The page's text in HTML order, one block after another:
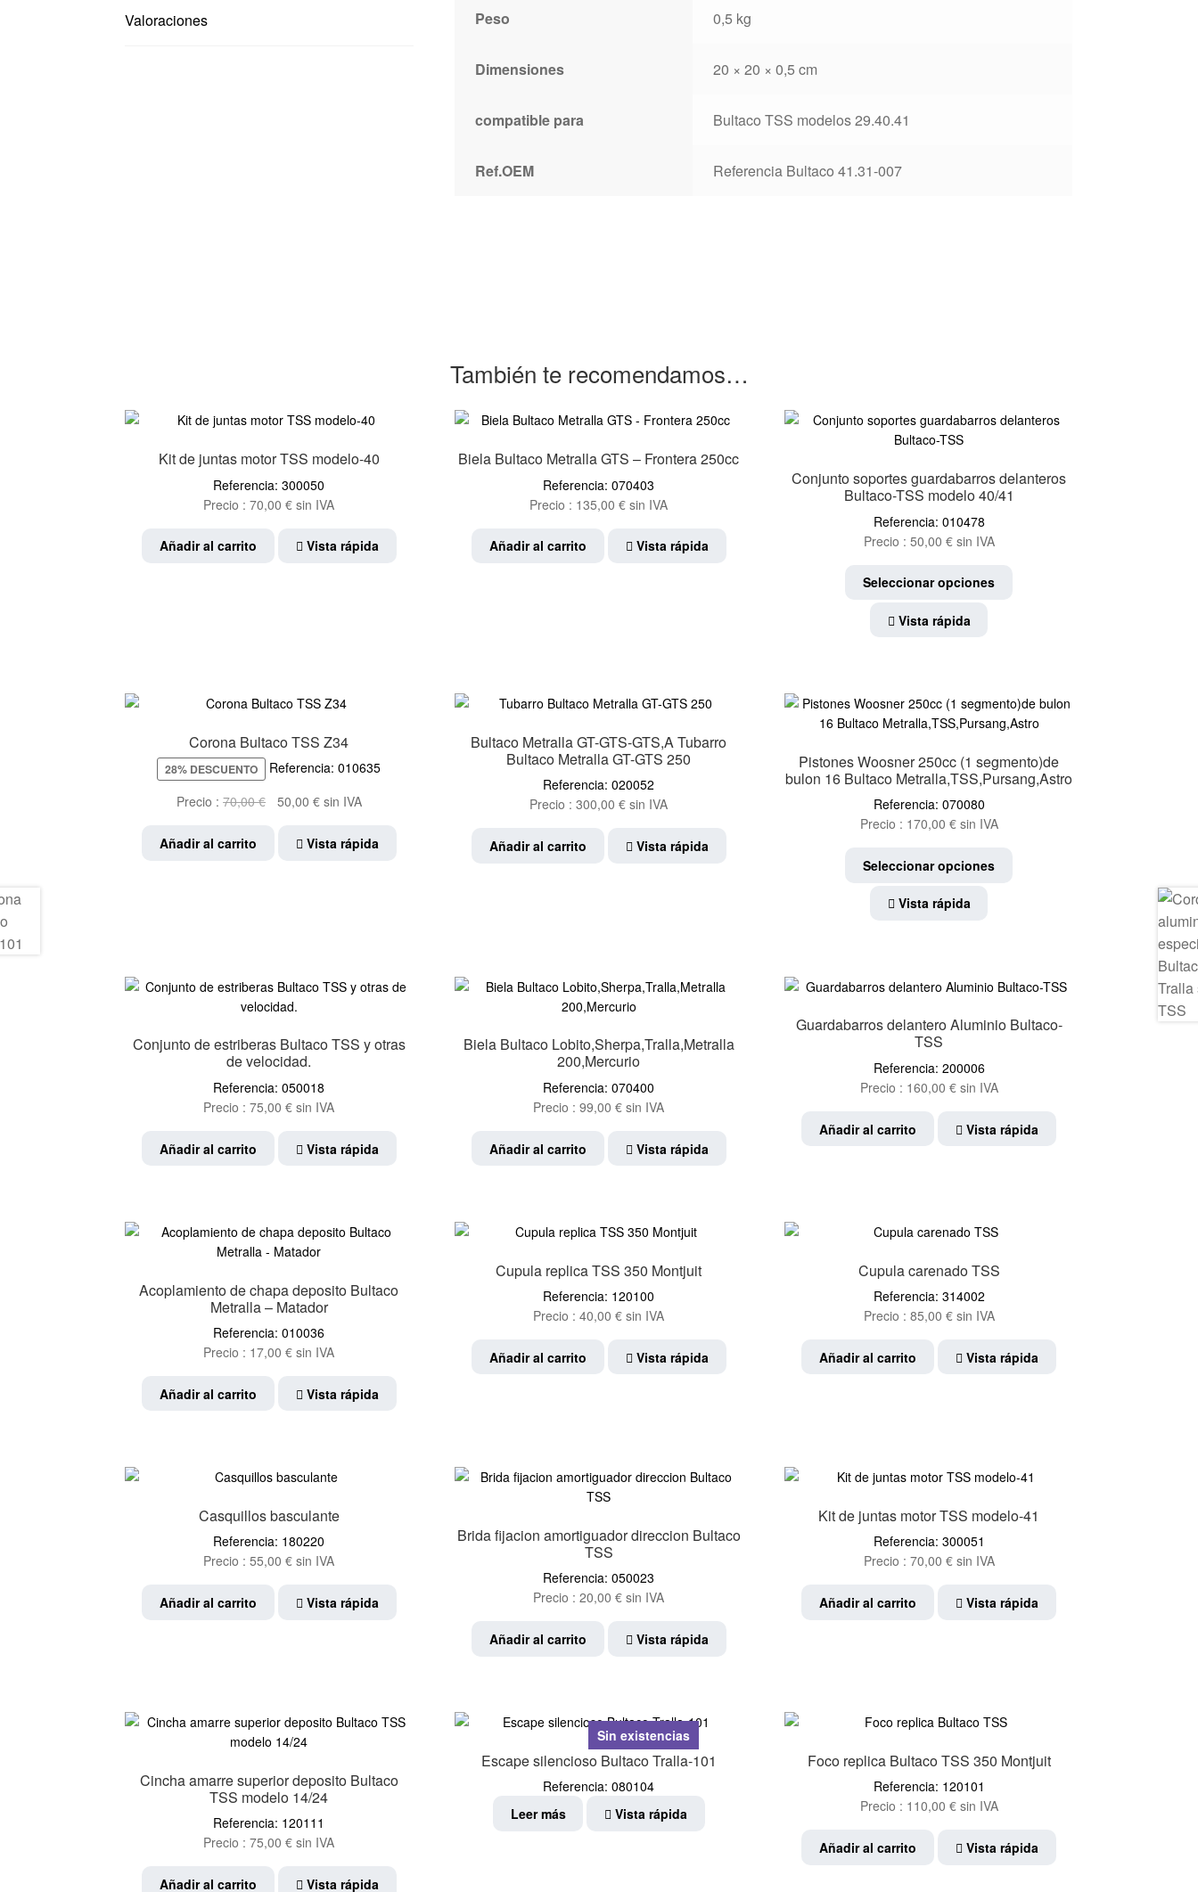
Valoraciones Peso 0,5 kg
Dimensiones 20 × 20 × 0,5 cm
compatible para Bultaco TSS modelos 29.40.41
Ref.OEM Referencia Bultaco 41.31-007
También te recomendamos…
Kit de juntas motor TSS modelo-40
Referencia: 300050
Precio :70,00€ sin IVA
Añadir al carrito Vista rápida
Biela Bultaco Metralla GTS – Frontera 250cc
Referencia: 070403
Precio : 135,00€ sin IVA
Añadir al carrito Vista rápida
Conjunto soportes guardabarros delanteros
Bultaco-TSS modelo 40/41
Referencia: 010478
Precio : 50,00 €sin IVA
Seleccionar opciones
se
pueden
en
la
Vista rápida
Corona Bultaco TSS Z34
28% DESCUENTO
Referencia: 010635
Precio :70,00€
El
original
50,00 €El
actual
sin IVA
Añadir al carrito Vista rápida
Bultaco Metralla GT-GTS-GTS,A Tubarro
Bultaco Metralla GT-GTS 250
Referencia: 020052
Precio :300,00€ sin IVA
Añadir al carrito Vista rápida
Pistones Woosner 250cc (1 segmento)de
bulon 16 Bultaco Metralla,TSS,Pursang,Astro
Referencia: 070080
Precio : 170,00 €sin IVA
Seleccionar opciones
se
elegir
producto
Vista rápida
Conjunto de estriberas Bultaco TSS y otras
de velocidad.
Referencia: 050018
Precio :75,00€ sin IVA
Añadir al carrito Vista rápida
Biela Bultaco Lobito,Sherpa,Tralla,Metralla
200,Mercurio
Referencia: 070400
Precio :99,00€ sin IVA
Añadir al carrito Vista rápida
Guardabarros delantero Aluminio Bultaco-
TSS
Referencia: 200006
Precio : 160,00 €sin IVA
Añadir al carrito Vista rápida
Acoplamiento de chapa deposito Bultaco
Metralla – Matador
Referencia: 010036
Precio : 17,00€ sin IVA
Añadir al carrito Vista rápida
Cupula replica TSS 350 Montjuit
Referencia: 120100
Precio :40,00€ sin IVA
Añadir al carrito Vista rápida
Cupula carenado TSS
Referencia: 314002
Precio : 85,00 €sin IVA
Añadir al carrito Vista rápida
Casquillos basculante
Referencia: 180220
Precio :55,00€ sin IVA
Añadir al carrito Vista rápida
Brida fijacion amortiguador direccion Bultaco
TSS
Referencia: 050023
Precio :20,00€ sin IVA
Añadir al carrito Vista rápida
Kit de juntas motor TSS modelo-41
Referencia: 300051
Precio : 70,00 €sin IVA
Añadir al carrito Vista rápida
Cincha amarre superior deposito Bultaco
TSS modelo 14/24
Referencia: 120111
Precio :75,00€ sin IVA
Añadir al carrito Vista rápida
Sin existencias
Escape silencioso Bultaco Tralla-101
Referencia: 080104
Leer más
Vista rápida
Foco replica Bultaco TSS 350 Montjuit
Referencia: 120101
Precio : 110,00 €sin IVA
Añadir al carrito Vista rápida